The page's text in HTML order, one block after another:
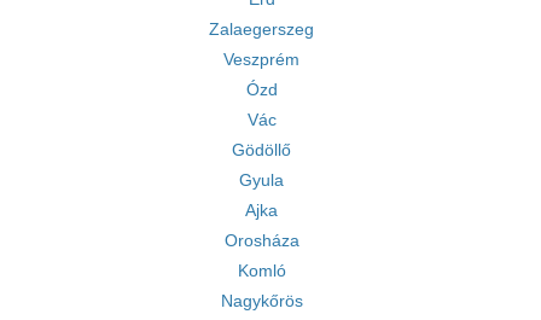
Zalaegerszeg
Veszprém
Ózd
Vác
Gödöllő
Gyula
Ajka
Orosháza
Komló
Nagykőrös